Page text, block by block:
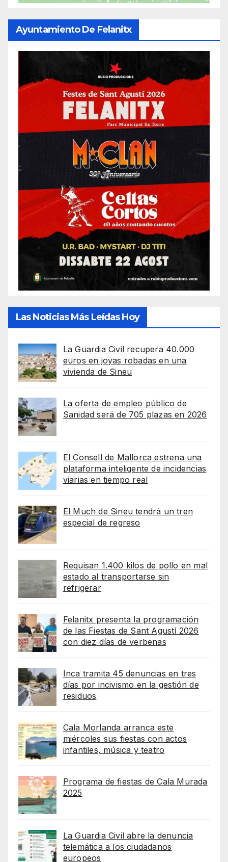
Ayuntamiento De Felanitx
Las Noticias Más Leídas Hoy
La Guardia Civil recupera 40.000
euros en joyas robadas en una
vivienda de Sineu
La oferta de empleo público de
Sanidad será de 705 plazas en 2026
El Consell de Mallorca estrena una
plataforma inteligente de incidencias
viarias en tiempo real
El Much de Sineu tendrá un tren
especial de regreso
Requisan 1.400 kilos de pollo en mal
estado al transportarse sin
refrigerar
Felanitx presenta la programación
de las Fiestas de Sant Agustí 2026
con diez días de verbenas
Inca tramita 45 denuncias en tres
días por incivismo en la gestión de
residuos
Cala Morlanda arranca este
miércoles sus fiestas con actos
infantiles, música y teatro
Programa de fiestas de Cala Murada
2025
La Guardia Civil abre la denuncia
telemática a los ciudadanos
europeos